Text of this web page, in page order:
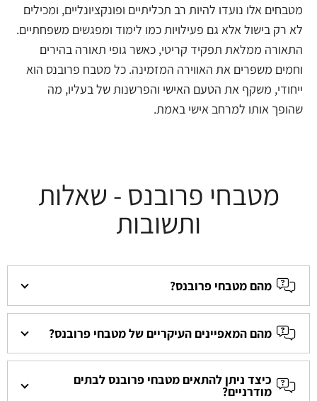
מטבחים אלו נועדו להיות רב תכליתיים ופונקציונליים, ומכילים
לא רק בישול אלא גם פעילויות כמו לימוד ומפגשים משפחתיים.
התאורה ממלאת תפקיד קריטי, כאשר גופי תאורה בהירים
וחמים משפרים את האווירה המזמינה. כל מטבח פרובנס הוא
ייחודי, משקף את הטעם האישי והפרשנות של בעליו, מה
שהופך אותו למרחב אישי באמת.
מטבחי פרובנס - שאלות
ותשובות
מהם מטבחי פרובנס?
מהם המאפיינים העיקריים של מטבחי פרובנס?
כיצד ניתן להתאים מטבחי פרובנס לבתים
מודרניים?